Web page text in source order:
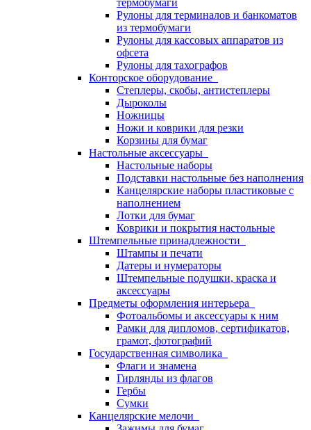
термобумаги
Рулоны для терминалов и банкоматов
из термобумаги
Рулоны для кассовых аппаратов из
офсета
Рулоны для тахографов
Конторское оборудование
Степлеры, скобы, антистеплеры
Дыроколы
Ножницы
Ножи и коврики для резки
Корзины для бумаг
Настольные аксессуары
Настольные наборы
Подставки настольные без наполнения
Канцелярские наборы пластиковые с
наполнением
Лотки для бумаг
Коврики и покрытия настольные
Штемпельные принадлежности
Штампы и печати
Датеры и нумераторы
Штемпельные подушки, краска и
аксессуары
Предметы оформления интерьера
Фотоальбомы и аксессуары к ним
Рамки для дипломов, сертификатов,
грамот, фотографий
Государственная символика
Флаги и знамена
Гирлянды из флагов
Гербы
Сумки
Канцелярские мелочи